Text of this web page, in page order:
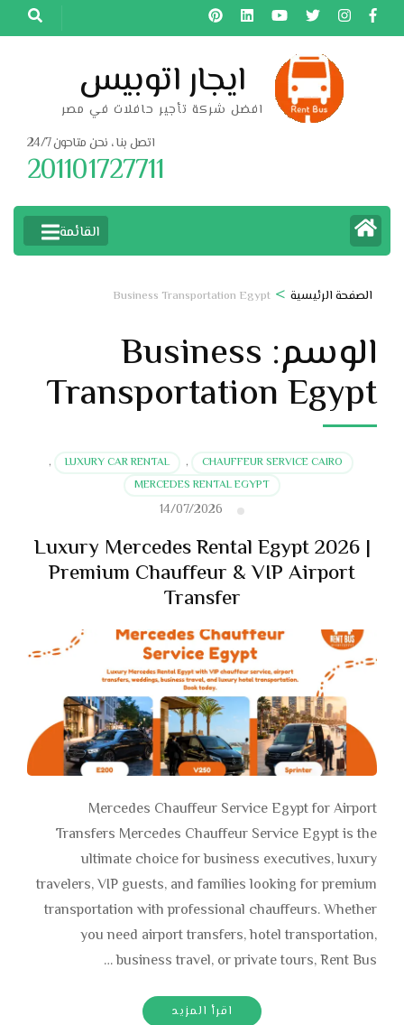
تخطى
إلى
ايجار اتوبيس
افضل شركة تأجير حافلات في مصر
اتصل بنا ، نحن متاحون 24/7
201101727711
القائمة
الصفحة الرئيسية >
Business Transportation Egypt
الوسم: Business
Transportation Egypt
CHAUFFEUR SERVICE CAIRO
,
LUXURY CAR RENTAL
,
MERCEDES RENTAL EGYPT
14/07/2026
Luxury Mercedes Rental Egypt 2026 |
Premium Chauffeur & VIP Airport
Transfer
Mercedes Chauffeur Service Egypt for Airport
Transfers Mercedes Chauffeur Service Egypt is the
ultimate choice for business executives, luxury
travelers, VIP guests, and families looking for premium
transportation with professional chauffeurs. Whether
you need airport transfers, hotel transportation,
business travel, or private tours, Rent Bus …
اقرأ المزيد